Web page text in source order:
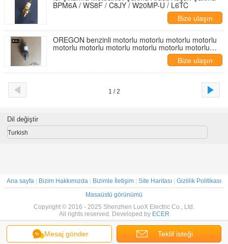
BPM6A / WS8F / C8JY / W20MP-U / L6TC
Bize ulaşın
OREGON benzinli motorlu motorlu motorlu motorlu
motorlu motorlu motorlu motorlu motorlu motorlu
motorlu motorlu motorlu motorlu motorlu motorlu
motorlu motorlu motorlu motorlu motorlu motorlu
motorlu motorlu motorlu motorlu motorlu motorlu
motorlu motorlu motorlu motorlu motorlu motorlu
motorlu motorlu motorlu motorlu motorlu motorlu
motorlu motorlu motorlu motorlu motorlu motorlu
Bize ulaşın
1 / 2
Mesaj gönder Teklif isteği
Dil değiştir
Turkish
Ana sayfa Bizim Hakkımızda Bizimle İletişim Site Haritası
Gizlilik Politikası
Masaüstü görünümü
Copyright © 2016 - 2025 Shenzhen LuoX Electric Co., Ltd.
All rights reserved. Developed by ECER